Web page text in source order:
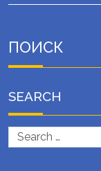
ПОИСК
SEARCH